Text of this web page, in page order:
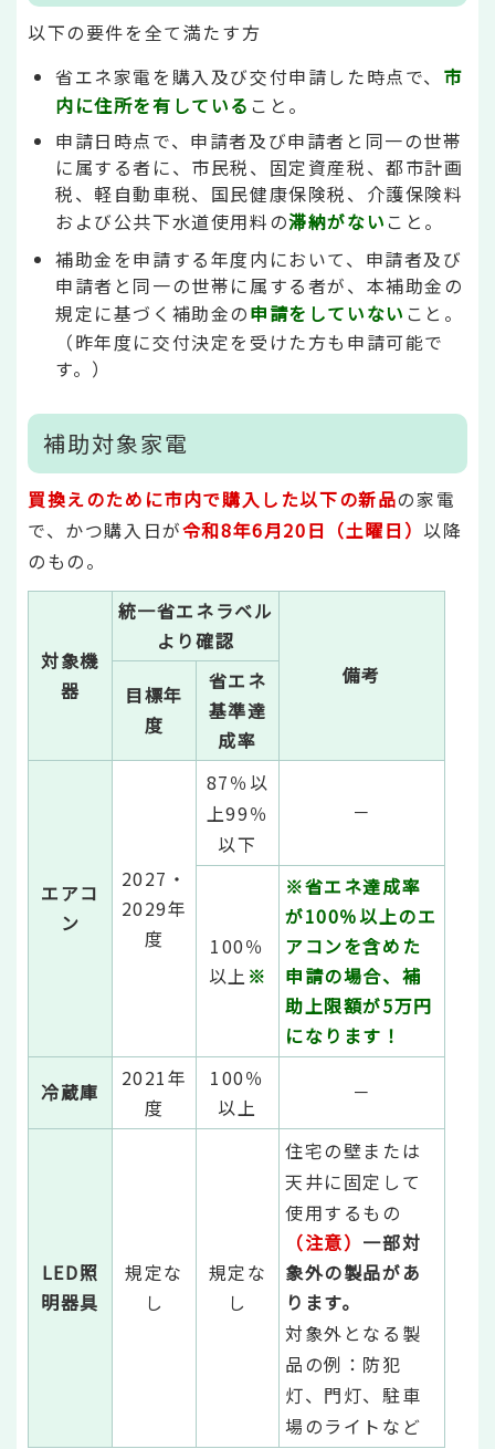
以下の要件を全て満たす方
省エネ家電を購入及び交付申請した時点で、 市
内に住所を有している こと。
申請日時点で、申請者及び申請者と同一の世帯
に属する者に、市民税、固定資産税、都市計画
税、軽自動車税、国民健康保険税、介護保険料
および公共下水道使用料の滞納がない こと。
補助金を申請する年度内において、申請者及び
申請者と同一の世帯に属する者が、本補助金の
規定に基づく補助金の申請をしていない こと。
（昨年度に交付決定を受けた方も申請可能で
す。）
補助対象家電
買換えのために市内で購入した以下の新品の家電
で、かつ購入日が令和8年6月20日（土曜日） 以降
のもの。
対象機
器
統一省エネラベル
より確認
備考
目標年
度
省エネ
基準達
成率
エアコ
ン
2027・
2029年
度
87％以
上99％
以下
－
100％
以上 ※
※省エネ達成率
が100％以上のエ
アコンを含めた
申請の場合、補
助上限額が5万円
になります！
冷蔵庫
2021年
度
100％
以上
－
LED照
明器具
規定な
し
規定な
し
住宅の壁または
天井に固定して
使用するもの
（注意） 一部対
象外の製品があ
ります。
対象外となる製
品の例：防犯
灯、門灯、駐車
場のライトなど